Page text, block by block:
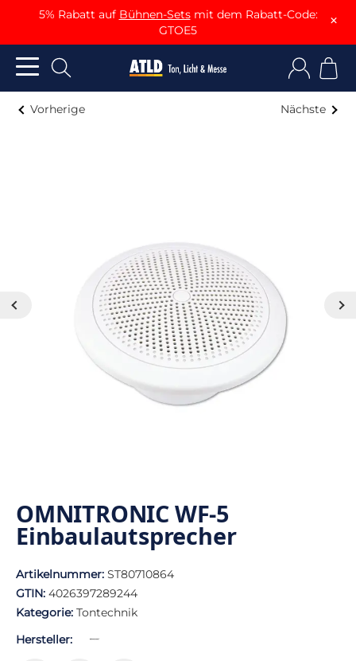
5% Rabatt auf Bühnen-Setsmit dem Rabatt-Code:
GTOE5
×
Vorherige Nächste
OMNITRONIC WF-5
Einbaulautsprecher
Artikelnummer: ST80710864
GTIN: 4026397289244
Kategorie: Tontechnik
Hersteller: